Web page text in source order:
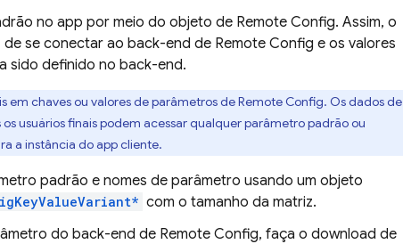
no app por meio do objeto de Remote Config. Assim, o
se conectar ao back-end de Remote Config e os valores
sido definido no back-end.
em chaves ou valores de parâmetros deRemote Config. Os dados de
usuários finais podem acessar qualquer parâmetro padrão ou
a instância do app cliente.
padrão e nomes de parâmetro usando um objeto
com o tamanho da matriz.
do back-end de Remote Config, faça o download de